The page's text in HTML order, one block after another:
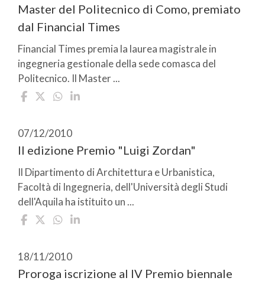
Master del Politecnico di Como, premiato
dal Financial Times
Financial Times premia la laurea magistrale in
ingegneria gestionale della sede comasca del
Politecnico. Il Master ...
07/12/2010
II edizione Premio "Luigi Zordan"
Il Dipartimento di Architettura e Urbanistica,
Facoltà di Ingegneria, dell'Università degli Studi
dell'Aquila ha istituito un ...
18/11/2010
Proroga iscrizione al IV Premio biennale